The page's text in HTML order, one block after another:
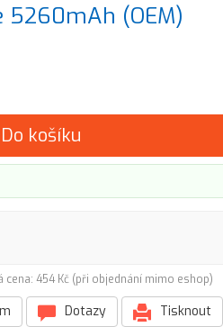
5260mAh (OEM)
Do košíku
cena: 454 Kč (při objednání mimo eshop)
Dotazy Tisknout